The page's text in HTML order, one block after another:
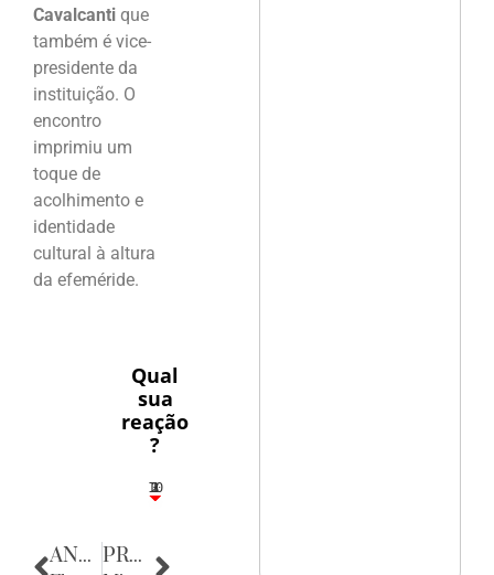
Cavalcanti que
também é vice-
presidente da
instituição. O
encontro
imprimiu um
toque de
acolhimento e
identidade
cultural à altura
da efeméride.
Qual
sua
reação
?
3
1
1
2
10
ANTERIOR PRÓXIMA